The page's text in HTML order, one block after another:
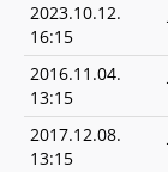
2023.10.12.
16:15
2016.11.04.
13:15
2017.12.08.
13:15